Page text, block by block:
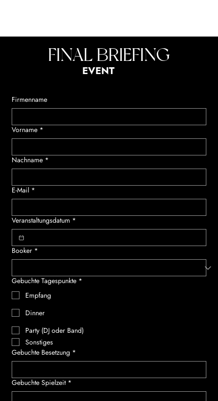
FINAL BRIEFING
EVENT
Firmenname
Vorname *
Nachname *
E-Mail *
Veranstaltungsdatum *
Booker *
Gebuchte Tagespunkte *
Empfang
Dinner
Party (DJ oder Band)
Sonstiges
Gebuchte Besetzung *
Gebuchte Spielzeit *